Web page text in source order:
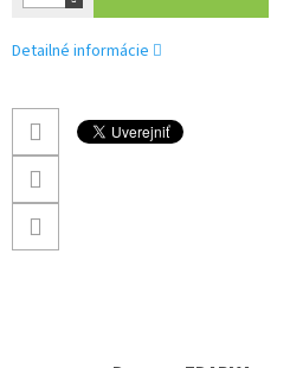
Detailné informácie